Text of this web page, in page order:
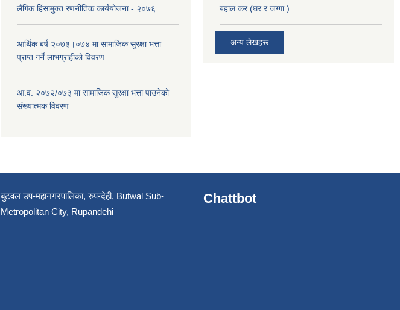
लैंगिक हिंसामुक्त रणनीतिक कार्ययोजना - २०७६
आर्थिक बर्ष २०७३।०७४ मा सामाजिक सुरक्षा भत्ता
प्राप्त गर्ने लाभग्राहीको विवरण
आ.व. २०७२/०७३ मा सामाजिक सुरक्षा भत्ता पाउनेको
संख्यात्मक विवरण
बहाल कर (घर र जग्गा )
अन्य लेखहरू
बुटवल उप-महानगरपालिका, रुपन्देही, Butwal Sub-
Metropolitan City, Rupandehi
Chattbot